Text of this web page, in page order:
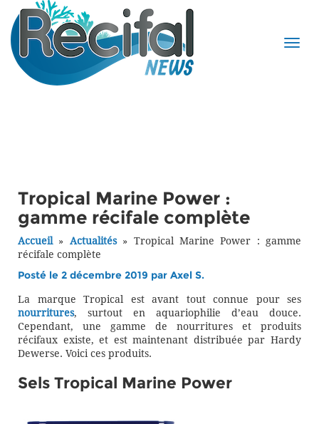
Tropical Marine Power :
gamme récifale complète
Accueil» Actualités» Tropical Marine Power : gamme
récifale complète
Posté le 2 décembre 2019 par Axel S.
La marque Tropical est avant tout connue pour ses
nourritures, surtout en aquariophilie d’eau douce.
Cependant, une gamme de nourritures et produits
récifaux existe, et est maintenant distribuée par Hardy
Dewerse. Voici ces produits.
Sels Tropical Marine Power